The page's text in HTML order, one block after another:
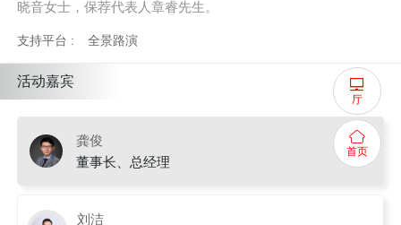
晓音女士，保荐代表人章睿先生。
支持平台 : 全景路演
活动嘉宾
龚俊
董事长、总经理
刘洁
厅
首页